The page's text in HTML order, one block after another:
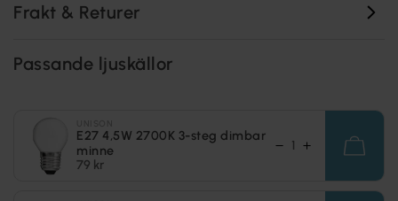
Frakt & Returer
Passande ljuskällor
E27 4,5W 2700K 3-steg dimbar
minne
79 kr